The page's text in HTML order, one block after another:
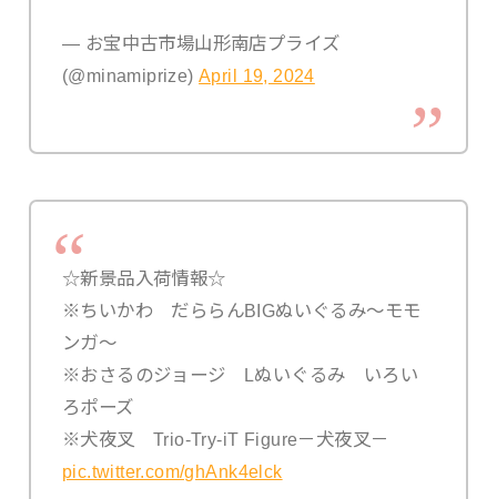
— お宝中古市場山形南店プライズ
(@minamiprize)April 19, 2024
☆新景品入荷情報☆
※ちいかわ だららんBIGぬいぐるみ～モモ
ンガ～
※おさるのジョージ Lぬいぐるみ いろい
ろポーズ
※犬夜叉 Trio-Try-iT Figure－犬夜叉－
pic.twitter.com/ghAnk4elck